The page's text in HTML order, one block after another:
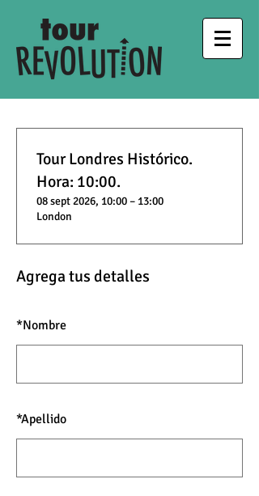
Agrega tus detalles
*Nombre
*Apellido
Tour Londres Histórico.
Hora: 10:00.
08 sept 2026, 10:00 – 13:00
London